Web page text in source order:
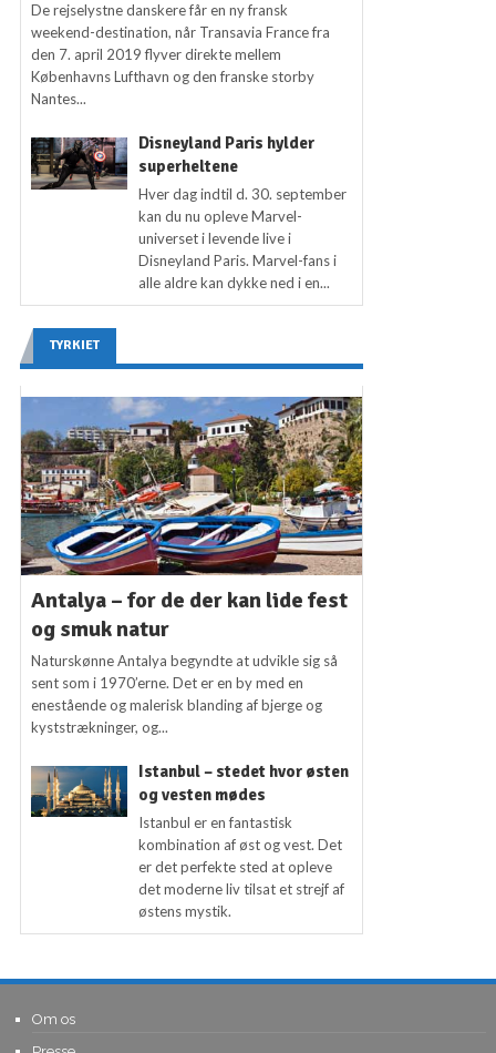
De rejselystne danskere får en ny fransk
weekend-destination, når Transavia France fra
den 7. april 2019 flyver direkte mellem
Københavns Lufthavn og den franske storby
Nantes...
Disneyland Paris hylder
superheltene
Hver dag indtil d. 30. september
kan du nu opleve Marvel-
universet i levende live i
Disneyland Paris. Marvel-fans i
alle aldre kan dykke ned i en...
TYRKIET
Antalya – for de der kan lide fest
og smuk natur
Naturskønne Antalya begyndte at udvikle sig så
sent som i 1970’erne. Det er en by med en
enestående og malerisk blanding af bjerge og
kyststrækninger, og...
Istanbul – stedet hvor østen
og vesten mødes
Istanbul er en fantastisk
kombination af øst og vest. Det
er det perfekte sted at opleve
det moderne liv tilsat et strejf af
østens mystik.
Om os